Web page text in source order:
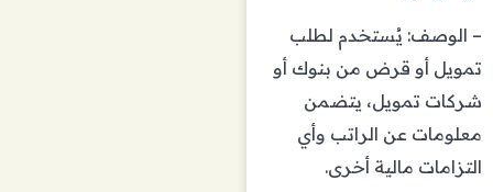
– الوصف: يُستخدم لطلب
تمويل أو قرض من بنوك أو
شركات تمويل، يتضمن
معلومات عن الراتب وأي
التزامات مالية أخرى.